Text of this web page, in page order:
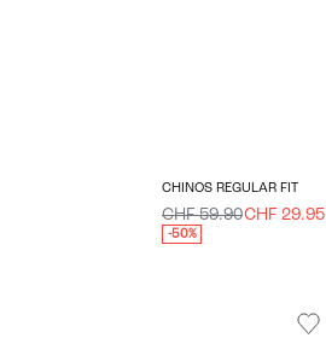
CHINOS REGULAR FIT
CHF 59.90CHF 29.95
-50%